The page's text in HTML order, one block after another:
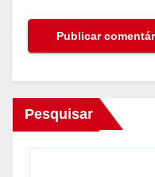
Pesquisar